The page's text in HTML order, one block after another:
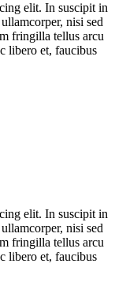
elit. In suscipit in
nisi sed
fringilla tellus arcu
libero et, faucibus
elit. In suscipit in
nisi sed
fringilla tellus arcu
libero et, faucibus